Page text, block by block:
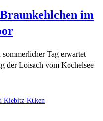
im
Tag erwartet
der Loisach vom Kochelsee